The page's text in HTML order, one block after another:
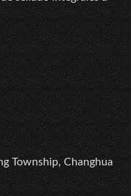
Township, Changhua